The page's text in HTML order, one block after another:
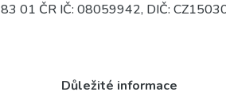
01 ČR IČ: 08059942, DIČ:
Důležité informace